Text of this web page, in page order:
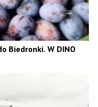
Biedronki. W DINO